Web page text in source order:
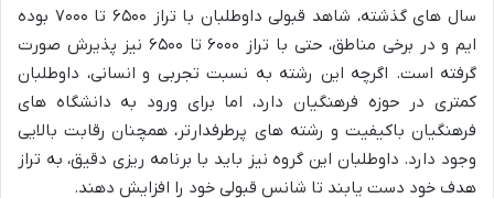
سال های گذشته، شاهد قبولی داوطلبان با تراز ۶۵۰۰ تا ۷۰۰۰ بوده
ایم و در برخی مناطق، حتی با تراز ۶۰۰۰ تا ۶۵۰۰ نیز پذیرش صورت
گرفته است. اگرچه این رشته به نسبت تجربی و انسانی، داوطلبان
کمتری در حوزه فرهنگیان دارد، اما برای ورود به دانشگاه های
فرهنگیان باکیفیت و رشته های پرطرفدارتر، همچنان رقابت بالایی
وجود دارد. داوطلبان این گروه نیز باید با برنامه ریزی دقیق، به تراز
هدف خود دست یابند تا شانس قبولی خود را افزایش دهند.